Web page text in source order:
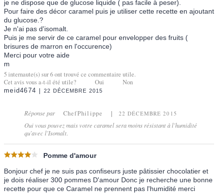
je ne dispose que de glucose liquide ( pas facile à peser).
Pour faire des décor caramel puis je utiliser cette recette en ajoutant
du glucose.?
Je n'ai pas d'isomalt.
Puis je me servir de ce caramel pour envelopper des fruits (
brisures de marron en l'occurence)
Merci pour votre aide
m
5internaute(s) sur6ont trouvé ce commentaire utile.
Cet avis vous a-t-il été utile?
Oui Non
meid4674 22 DÉCEMBRE 2015
Réponse par ChefPhilippe 22 DÉCEMBRE 2015
Oui vous pouvez mais votre caramel sera moins résistant à l'humidité
qu'avec l'Isomalt.
Pomme d'amour
Bonjour chef je ne suis pas confiseurs juste pâtissier chocolatier et
je dois réaliser 300 pommes D'amour Donc je recherche une bonne
recette pour que ce Caramel ne prennent pas l'humidité merci